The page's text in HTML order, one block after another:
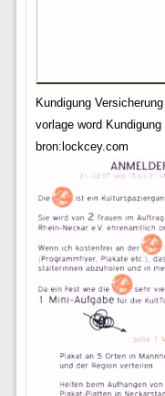
Kundigung
vorlage word
bron:lockcey.com